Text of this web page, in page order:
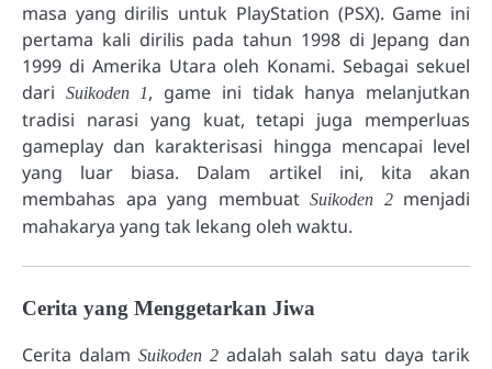
masa yang dirilis untuk PlayStation (PSX). Game ini
pertama kali dirilis pada tahun 1998 di Jepang dan
1999 di Amerika Utara oleh Konami. Sebagai sekuel
dari
Suikoden 1, game ini tidak hanya melanjutkan
tradisi narasi yang kuat, tetapi juga memperluas
gameplay dan karakterisasi hingga mencapai level
yang luar biasa. Dalam artikel ini, kita akan
membahas apa yang membuat Suikoden 2menjadi
mahakarya yang tak lekang oleh waktu.
Cerita yang Menggetarkan Jiwa
Cerita dalam Suikoden 2adalah salah satu daya tarik